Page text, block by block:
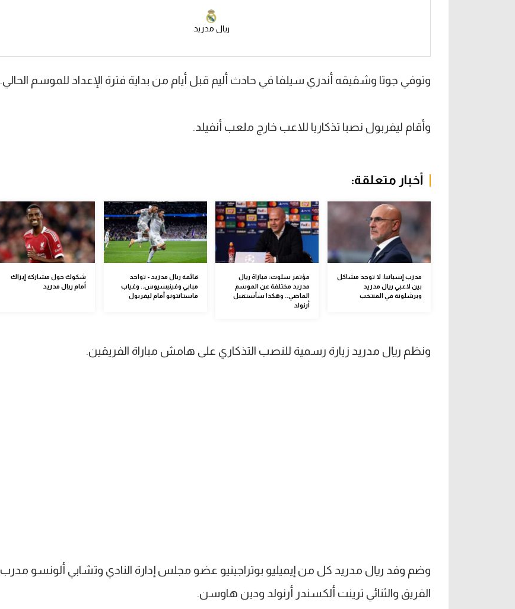
ريال مدريد
وتوفي جوتا وشقيقه أندري سيلفا في حادث أليم قبل أيام من بداية فترة الإعداد للموسم الحالي.
وأقام ليفربول نصبا تذكاريا للاعب خارج ملعب أنفيلد.
أخبار متعلقة:
مدرب إسبانيا: لا توجد مشاكل
بين لاعبي ريال مدريد
وبرشلونة في المنتخب
مؤتمر سلوت: مباراة ريال
مدريد مختلفة عن الموسم
الماضي.. وهكذا سأستقبل
أرنولد
قائمة ريال مدريد - تواجد
مبابي وفينيسيوس.. وغياب
ماستانتونو أمام ليفربول
شكوك حول مشاركة إيزاك
أمام ريال مدريد
ونظم ريال مدريد زيارة رسمية للنصب التذكاري على هامش مباراة الفريقين.
وضم وفد ريال مدريد كل من إيميليو بوتراجينيو عضو مجلس إدارة النادي وتشابي ألونسو مدرب
الفريق والثنائي ترينت ألكسندر أرنولد ودين هاوسن.